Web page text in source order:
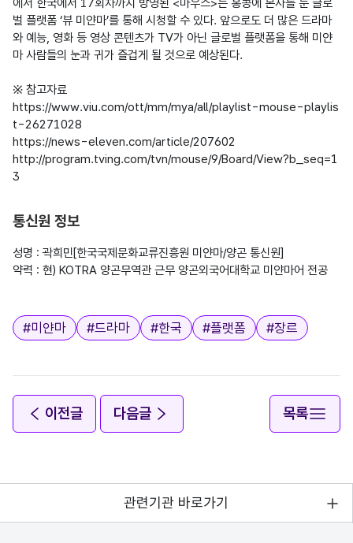
벌 플랫폼 ‘뷰 미얀마’를 통해 시청할 수 있다. 앞으로도 더 많은 드라마
와 예능, 영화 등 영상 콘텐츠가 TV가 아닌 글로벌 플랫폼을 통해 미얀
마 사람들의 눈과 귀가 즐겁게 될 것으로 예상된다.
※ 참고자료
https://www.viu.com/ott/mm/mya/all/playlist-mouse-playlis
t-26271028
https://news-eleven.com/article/207602
http://program.tving.com/tvn/mouse/9/Board/View?b_seq=1
3
통신원 정보
성명 : 곽희민[한국국제문화교류진흥원 미얀마/양곤 통신원]
약력 : 현) KOTRA 양곤무역관 근무 양곤외국어대학교 미얀마어 전공
태그
#미얀마 #드라마 #한국 #플랫폼 #장르
이전글 다음글 목록
관련기관 바로가기